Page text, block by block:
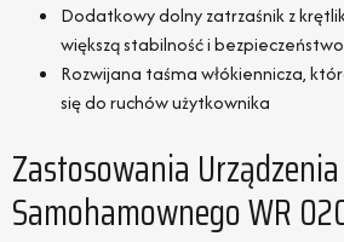
Dodatkowy dolny zatrzaśnik z
większą stabilność i
Rozwijana taśma włókiennicza,
się do ruchów użytkownika
Zastosowania Urządzenia
Samohamownego WR